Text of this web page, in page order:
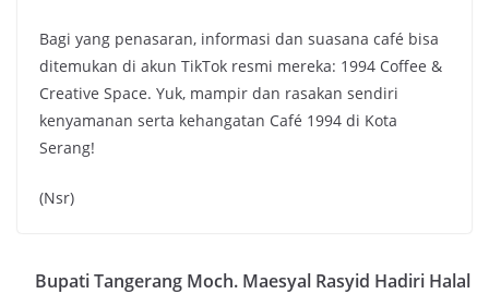
Bagi yang penasaran, informasi dan suasana café bisa
ditemukan di akun TikTok resmi mereka: 1994 Coffee &
Creative Space. Yuk, mampir dan rasakan sendiri
kenyamanan serta kehangatan Café 1994 di Kota
Serang!
(Nsr)
Bupati Tangerang Moch. Maesyal Rasyid Hadiri Halal